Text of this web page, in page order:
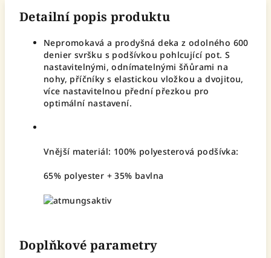
Detailní popis produktu
Nepromokavá a prodyšná deka z odolného 600
denier svršku s podšívkou pohlcující pot. S
nastavitelnými, odnímatelnými šňůrami na
nohy, příčníky s elastickou vložkou a dvojitou,
více nastavitelnou přední přezkou pro
optimální nastavení.
Vnější materiál: 100% polyesterová podšívka:
65% polyester + 35% bavlna
Doplňkové parametry